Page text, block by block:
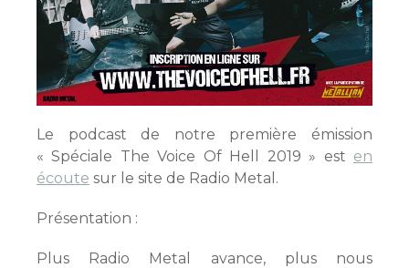
Le podcast de notre première émission
« Spéciale The Voice Of Hell 2019 » est en
écoute sur le site de Radio Metal.
Présentation :
Plus Radio Metal avance, plus nous